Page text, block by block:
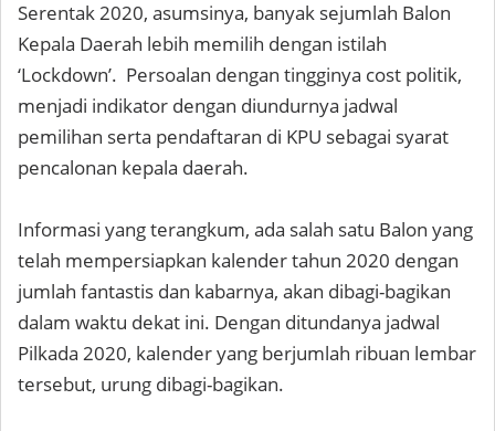
Serentak 2020, asumsinya, banyak sejumlah Balon
Kepala Daerah lebih memilih dengan istilah
‘Lockdown’. Persoalan dengan tingginya cost politik,
menjadi indikator dengan diundurnya jadwal
pemilihan serta pendaftaran di KPU sebagai syarat
pencalonan kepala daerah.
Informasi yang terangkum, ada salah satu Balon yang
telah mempersiapkan kalender tahun 2020 dengan
jumlah fantastis dan kabarnya, akan dibagi-bagikan
dalam waktu dekat ini. Dengan ditundanya jadwal
Pilkada 2020, kalender yang berjumlah ribuan lembar
tersebut, urung dibagi-bagikan.